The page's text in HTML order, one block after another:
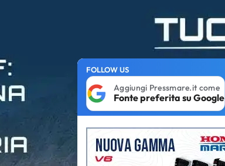
FOLLOW US
Aggiungi Pressmare.it come
Fonte preferita su Google